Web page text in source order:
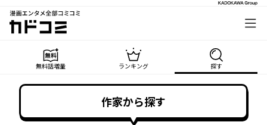
漫画エンタメ全部コミコミ
カドコミ
無料話増量 ランキング 探す
作家から探す